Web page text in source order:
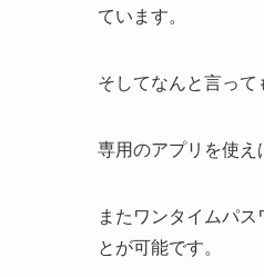
ています。
そしてなんと言って
専用のアプリを使え
またワンタイムパス
とが可能です。